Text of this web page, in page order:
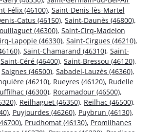
Félix (46100), Saint-Denis-lès-Martel
Catus (46150), Saint-Daunès (46800),
(46300), Saint-Cirq-Madelon
Lapopie (46330), Saint-Cirgues (46210),
, Saint-Chamarand (46310), Saint-
Saint-Céré (46400), Saint-Bressou (46120),
Saignes (46500), Sabadel-Lauzès (46360),
(46210), Rueyres (46120), Rudelle
(46300), Rocamadour (46500),
, Reilhaguet (46350), Reilhac (46500),
, Puyjourdes (46260), Puybrun (46130),
, Prudhomat (46130), Promilhanes